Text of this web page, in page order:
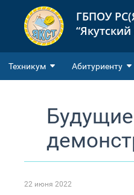
ГБПОУ
Техникум Абитуриенту
22 июня 2022